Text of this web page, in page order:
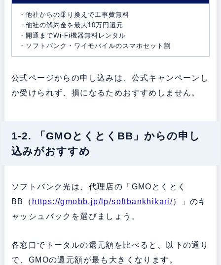
・他社からの乗り換えで工事費無料
・他社の解約金を最大10万円還元
・開通までWi-Fi機器無料レンタル
・ソフトバンク・ワイモバイルのスマホセット割
公式ページからの申し込みは、公式キャンペーンし
か受けられず、損になるためおすすめしません。
1-2. 「GMOとくとくBB」からの申し
込みがおすすめ
ソフトバンク光は、代理店の「GMOとくとく
BB（ https://gmobb.jp/lp/softbankhikari/）」のキ
ャッシュバックを選びましょう。
各窓口でトータルの還元額を比べると、以下の通り
で、GMOの還元額が最も大きくなります。